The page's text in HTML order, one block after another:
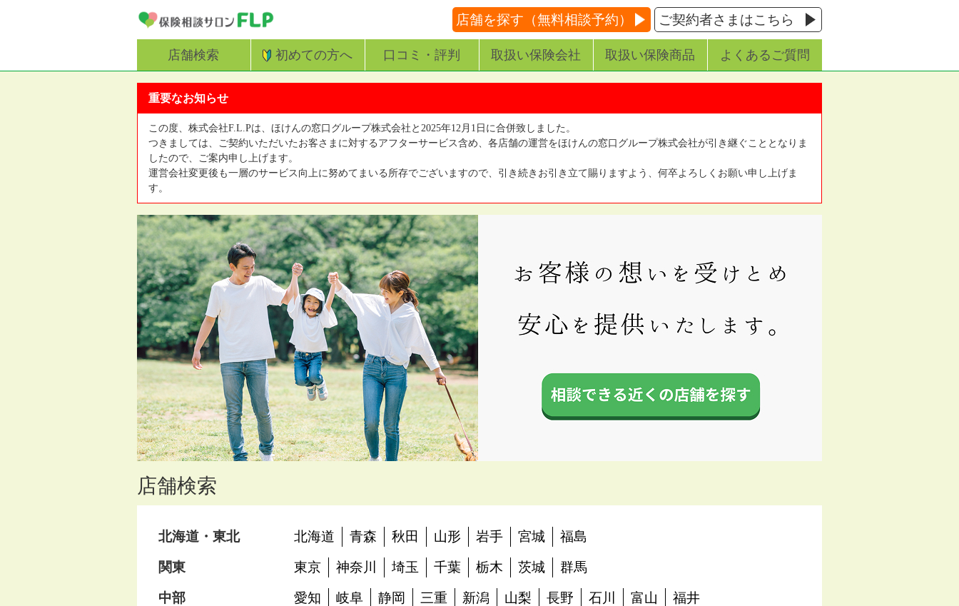
店舗を探す（無料相談予約） ご契約者さまはこちら
店舗検索 初めての方へ 口コミ・評判 取扱い保険会社 取扱い保険商品 よくあるご質問
重要なお知らせ
この度、株式会社F.L.Pは、ほけんの窓口グループ株式会社と2025年12月1日に合併致しました。
つきましては、ご契約いただいたお客さまに対するアフターサービス含め、各店舗の運営をほけんの窓口グループ株式会社が引き継ぐこととなりま
したので、ご案内申し上げます。
運営会社変更後も一層のサービス向上に努めてまいる所存でございますので、引き続きお引き立て賜りますよう、何卒よろしくお願い申し上げま
す。
店舗検索
北海道・東北 北海道 青森 秋田 山形 岩手 宮城 福島
関東 東京 神奈川 埼玉 千葉 栃木 茨城 群馬
中部 愛知 岐阜 静岡 三重 新潟 山梨 長野 石川 富山 福井